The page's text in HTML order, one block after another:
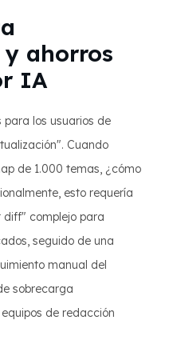
ahorros
IA
para los usuarios de
Cuando
de 1.000 temas, ¿cómo
esto requería
diff" complejo para
seguido de una
manual del
sobrecarga
de redacción